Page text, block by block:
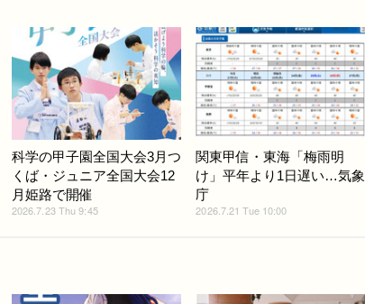
科学の甲子園全国大会3月つ
くば・ジュニア全国大会12
月姫路で開催
2026.7.23 Thu 9:45
関東甲信・東海「梅雨明
け」平年より1日遅い…気象
庁
2026.7.21 Tue 10:00